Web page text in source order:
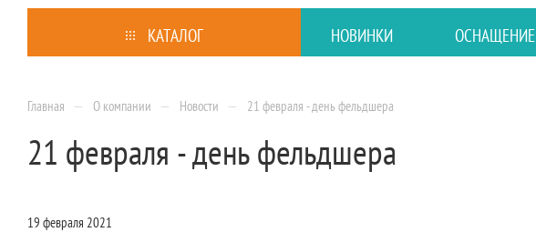
КАТАЛОГ НОВИНКИ ОСНАЩЕНИЕ
Главная — О компании — Новости — 21 февраля - день фельдшера
21 февраля - день фельдшера
19 февраля 2021